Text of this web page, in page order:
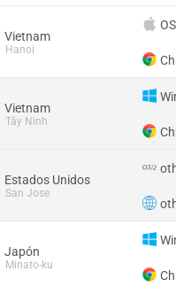
Vietnam
Hanoi
Vietnam
Tây Ninh
Estados Unidos
San Jose
Japón
Minato-ku